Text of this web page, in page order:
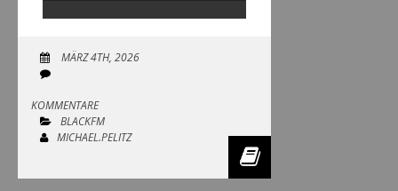
MÄRZ 4TH, 2026
KOMMENTARE
BLACKFM
MICHAEL.PELITZ